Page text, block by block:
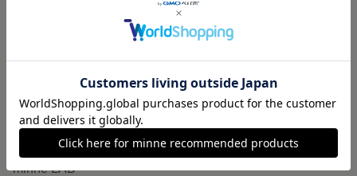
食品販売
ヴィンテージ販売
ダウンロード販売
minne PLUS
minne LAB